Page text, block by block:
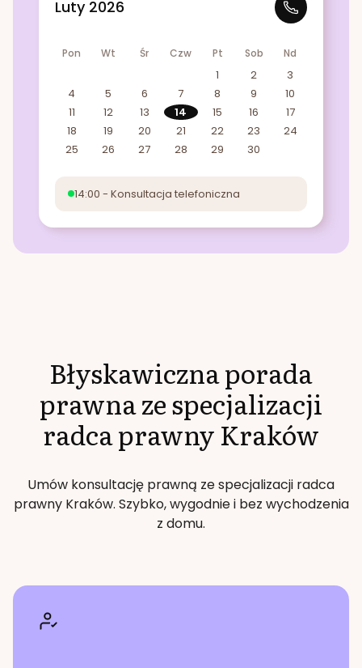
Luty 2026
Pon Wt Śr Czw Pt Sob Nd
1 2
3
4
5 6 7 8 9
10
11
12 13 14 15 16
17
18
19 20 21 22 23
24
25
26 27 28 29 30
14:00 - Konsultacja telefoniczna
Błyskawiczna porada
prawna ze specjalizacji
radca prawnyKraków
Umów konsultację prawną ze specjalizacji radca
prawnyKraków. Szybko, wygodnie i bez wychodzenia
z domu.